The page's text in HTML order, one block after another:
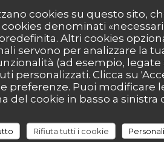
cookies su questo sito,
denominati
Altri cookies
servono per analizzare la
(ad esempio, legate
personalizzati. Clicca su
preferenze. Puoi modificare
del cookie in basso a sinistra
Rifiuta tutti i cookie
il modulo sottostante!